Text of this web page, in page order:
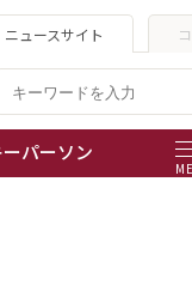
ニュースサイト
ーパーソン